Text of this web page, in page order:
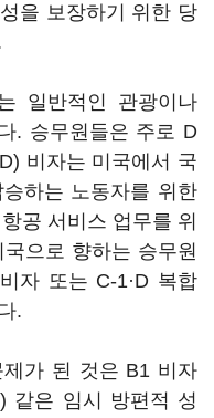
을 보장하기 위한 당
일반적인 관광이나
. 승무원들은 주로 D
비자는 미국에서 국
하는 노동자를 위한
공 서비스 업무를 위
으로 향하는 승무원
자 또는 C-1·D 복합
.
가 된 것은 B1 비자
같은 임시 방편적 성